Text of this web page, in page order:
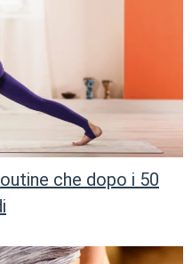
che dopo i 50